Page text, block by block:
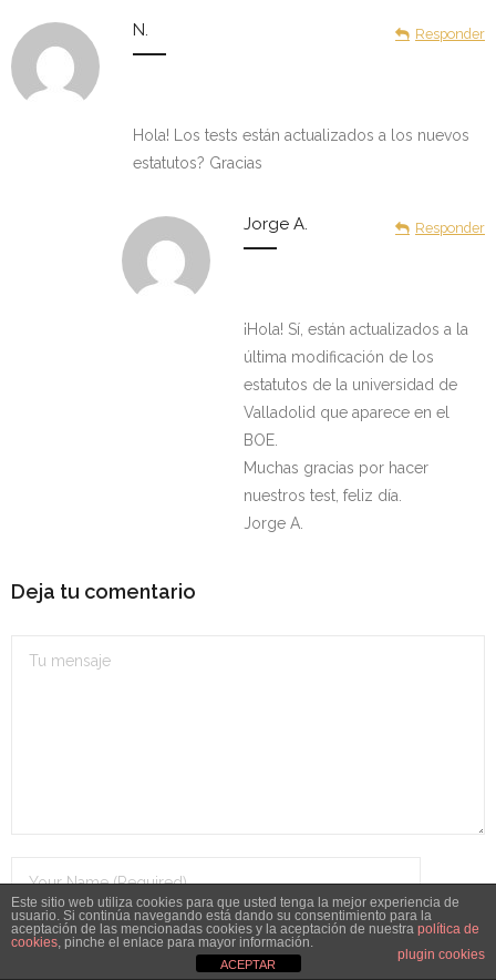
N. Responder
Hola! Los tests están actualizados a los nuevos
estatutos? Gracias
Jorge A. Responder
¡Hola! Sí, están actualizados a la
última modificación de los
estatutos de la universidad de
Valladolid que aparece en el
BOE.
Muchas gracias por hacer
nuestros test, feliz día.
Jorge A.
Deja tu comentario
Este sitio web utiliza cookies para que usted tenga la mejor experiencia de
usuario. Si continúa navegando está dando su consentimiento para la
aceptación de las mencionadas cookies y la aceptación de nuestra política de
cookies, pinche el enlace para mayor información.
plugin cookies
ACEPTAR